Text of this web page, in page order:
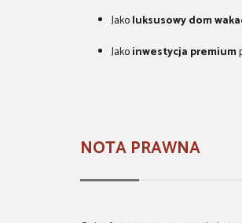
Jakoluksusowy dom
Jakoinwestycja premium
NOTA PRAWNA